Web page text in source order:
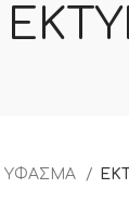
ΥΦΑΣΜΑ